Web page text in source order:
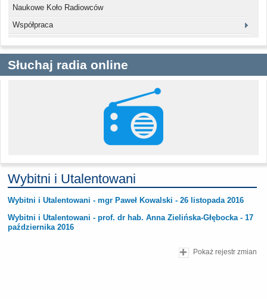
Naukowe Koło Radiowców
Współpraca
Słuchaj radia online
Wybitni i Utalentowani
Wybitni i Utalentowani - mgr Paweł Kowalski - 26 listopada 2016
Wybitni i Utalentowani - prof. dr hab. Anna Zielińska-Głębocka - 17
października 2016
Pokaż rejestr zmian